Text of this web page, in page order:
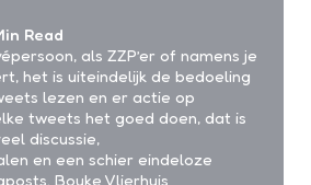
Read
als ZZP’er of namens je
het is uiteindelijk de bedoeling
lezen en er actie op
tweets het goed doen, dat is
discussie,
en een schier eindeloze
Bouke Vlierhuis